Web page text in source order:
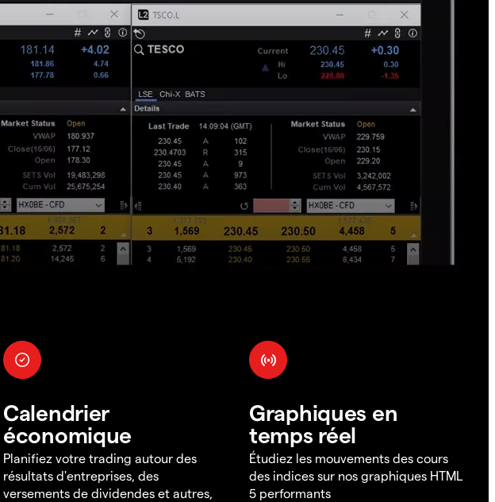
Calendrier
économique
Planifiez votre trading autour des
résultats d'entreprises, des
versements de dividendes et autres,
Graphiques en
temps réel
Étudiez les mouvements des cours
des indices sur nos graphiques HTML
5 performants